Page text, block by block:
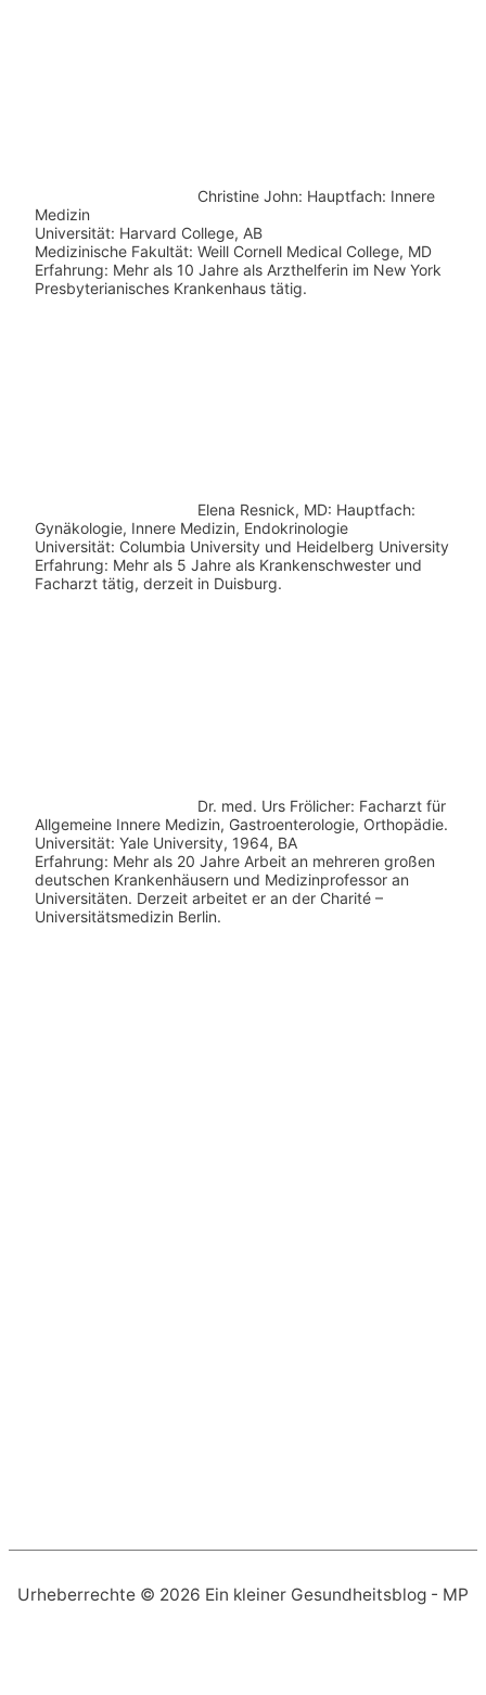
Christine John: Hauptfach: Innere
Medizin
Universität: Harvard College, AB
Medizinische Fakultät: Weill Cornell Medical College, MD
Erfahrung: Mehr als 10 Jahre als Arzthelferin im New York
Presbyterianisches Krankenhaus tätig.
Elena Resnick, MD: Hauptfach:
Gynäkologie, Innere Medizin, Endokrinologie
Universität: Columbia University und Heidelberg University
Erfahrung: Mehr als 5 Jahre als Krankenschwester und
Facharzt tätig, derzeit in Duisburg.
Dr. med. Urs Frölicher: Facharzt für
Allgemeine Innere Medizin, Gastroenterologie, Orthopädie.
Universität: Yale University, 1964, BA
Erfahrung: Mehr als 20 Jahre Arbeit an mehreren großen
deutschen Krankenhäusern und Medizinprofessor an
Universitäten. Derzeit arbeitet er an der Charité –
Universitätsmedizin Berlin.
Urheberrechte © 2026 Ein kleiner Gesundheitsblog - MP